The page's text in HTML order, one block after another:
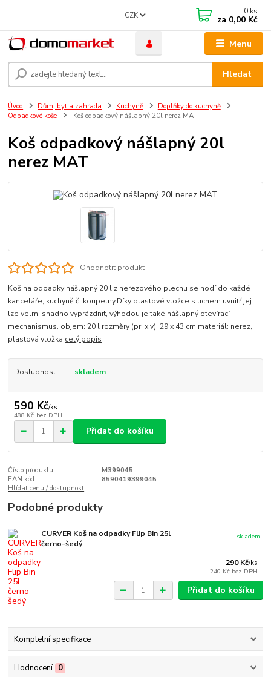
Menu
CZK
Hledat
0 ks
za 0,00 Kč
Úvod Dům, byt a zahrada Kuchyně
Doplňky do kuchyně
Odpadkové koše
Koš odpadkový nášlapný 20l nerez MAT
Koš odpadkový nášlapný 20l
nerez MAT
Ohodnotit produkt
Koš na odpadky nášlapný 20 l z nerezového plechu se hodí do každé
kanceláře, kuchyně či koupelny.Díky plastové vložce s uchem uvnitř jej
lze velmi snadno vyprázdnit, výhodou je také nášlapný otevírací
mechanismus. objem: 20 l rozměry (pr. x v): 29 x 43 cm materiál: nerez,
plastová vložka celý popis
Dostupnost skladem
590 Kč/ks
488 Kč bez DPH
Přidat do košíku
Číslo produktu:
M399045
EAN kód:
8590419399045
Hlídat cenu / dostupnost
Podobné produkty
CURVER Koš na odpadky Flip Bin 25l
černo-šedý
290 Kč/ks
240 Kč bez DPH
skladem
Přidat do košíku
Kompletní specifikace
Hodnocení 0